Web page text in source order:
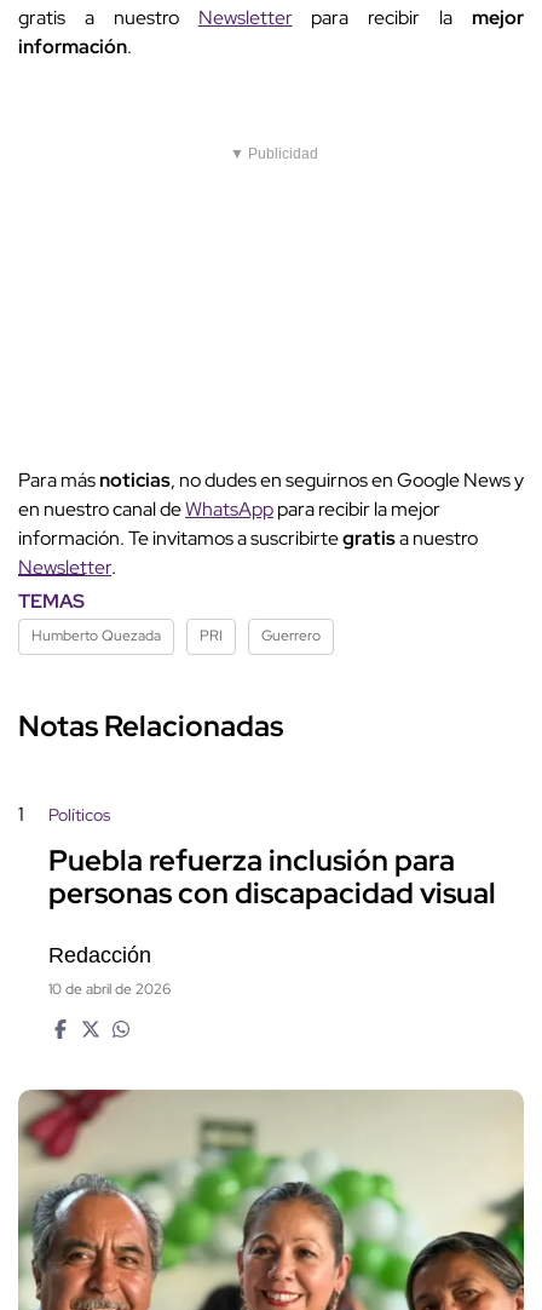
gratis a nuestro Newsletterpara recibir lamejor
información.
▼ Publicidad
Para másnoticias, no dudes en seguirnos en Google News y
en nuestro canal deWhatsApppara recibir la mejor
información. Te invitamos a suscribirtegratisa nuestro
Newsletter.
TEMAS
Humberto Quezada PRI Guerrero
Notas Relacionadas
1 Políticos
Puebla refuerza inclusión para
personas con discapacidad visual
Redacción
10 de abril de 2026